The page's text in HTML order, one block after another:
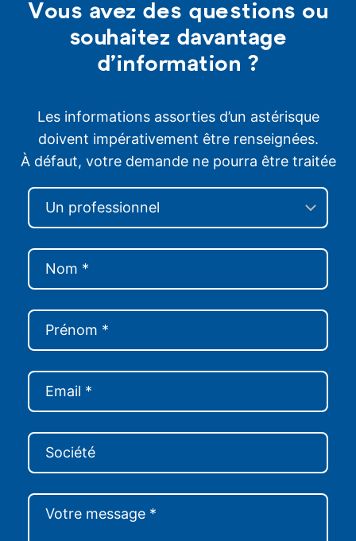
Vous avez des questions ou
souhaitez davantage
d’information ?
Les informations assorties d’un astérisque
doivent impérativement être renseignées.
À défaut, votre demande ne pourra être traitée